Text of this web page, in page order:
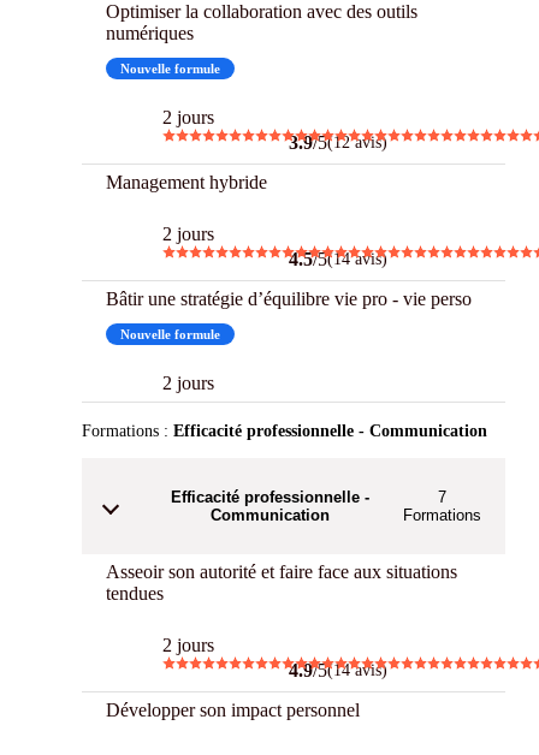
Optimiser la collaboration avec des outils
numériques
Nouvelle formule
2 jours
3.9/5(12 avis)
Management hybride
2 jours
4.5/5(14 avis)
Bâtir une stratégie d’équilibre vie pro - vie perso
Nouvelle formule
2 jours
Formations : Efficacité professionnelle - Communication
Efficacité professionnelle -
Communication
7
Formations
Asseoir son autorité et faire face aux situations
tendues
2 jours
4.9/5(14 avis)
Développer son impact personnel